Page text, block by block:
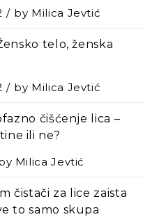
by Milica Jevtić
telo, ženska
by Milica Jevtić
čišćenje lica –
ili ne?
Milica Jevtić
čistači za lice zaista
to samo skupa